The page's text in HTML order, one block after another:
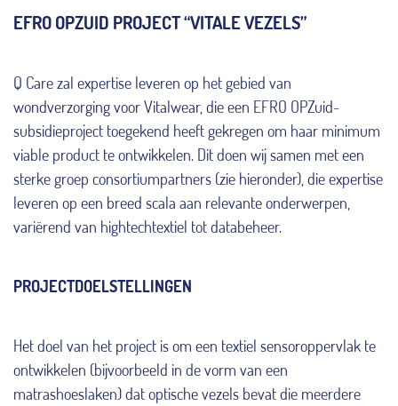
EFRO OPZUID PROJECT “VITALE VEZELS”
Q Care zal expertise leveren op het gebied van
wondverzorging voor Vitalwear, die een EFRO OPZuid-
subsidieproject toegekend heeft gekregen om haar minimum
viable product te ontwikkelen. Dit doen wij samen met een
sterke groep consortiumpartners (zie hieronder), die expertise
leveren op een breed scala aan relevante onderwerpen,
variërend van hightechtextiel tot databeheer.
PROJECTDOELSTELLINGEN
Het doel van het project is om een ​​textiel sensoroppervlak te
ontwikkelen (bijvoorbeeld in de vorm van een
matrashoeslaken) dat optische vezels bevat die meerdere